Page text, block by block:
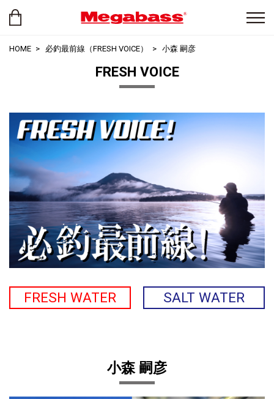
HOME 必釣最前線（FRESH VOICE） 小森 嗣彦
FRESH VOICE
FRESH WATER SALT WATER
小森 嗣彦